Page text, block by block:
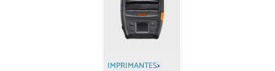
IMPRIMANTES>